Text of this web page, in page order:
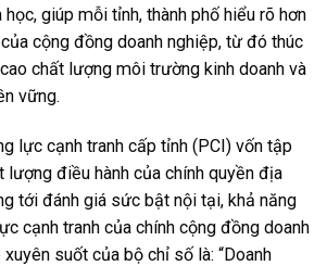
giúp mỗi tỉnh, thành phố hiểu rõ hơn
cộng đồng doanh nghiệp, từ đó thúc
chất lượng môi trường kinh doanh và
vững.
lực cạnh tranh cấp tỉnh (PCI) vốn tập
điều hành của chính quyền địa
tới đánh giá sức bật nội tại, khả năng
cạnh tranh của chính cộng đồng doanh
suốt của bộ chỉ số là: “Doanh